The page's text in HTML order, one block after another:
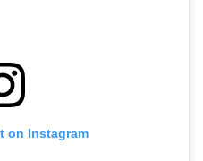
on Instagram